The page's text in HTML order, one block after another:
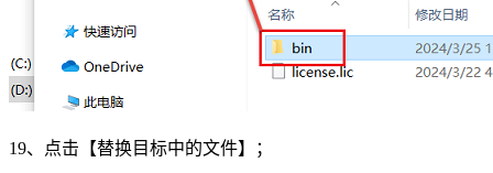
19、点击【替换目标中的文件】；